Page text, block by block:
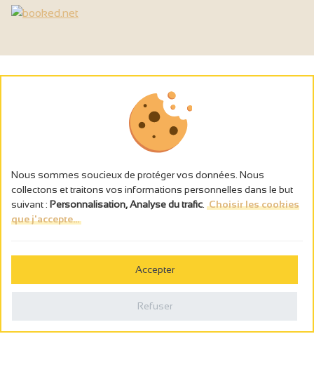
L’abus d’alcool est dangereux pour la santé, à consommer avec
Politique de confidentialité
Nous sommes soucieux de protéger vos données. Nous
collectons et traitons vos informations personnelles dans le but
suivant : Personnalisation, Analyse du trafic Choisir les cookies
que j'accepte...
Accepter
Refuser